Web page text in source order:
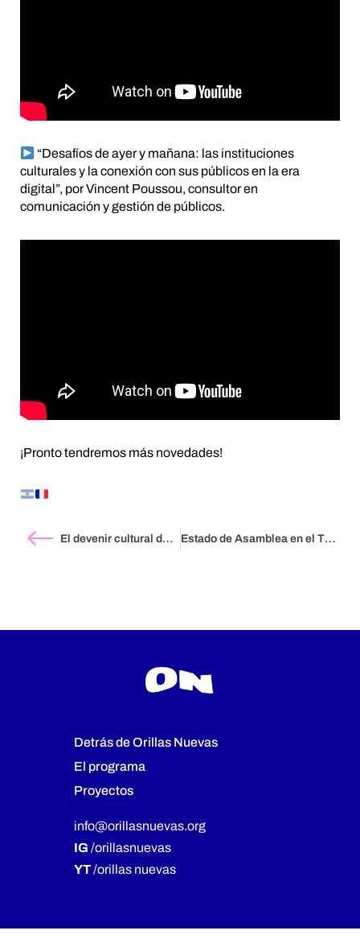
“Desafíos de ayer y mañana: las instituciones
culturales y la conexión con sus públicos en la era
digital”, por Vincent Poussou, consultor en
comunicación y gestión de públicos.
¡Pronto tendremos más novedades!
El devenir cultural de los territorios: 30 años de utopías, por Fred Sancère Estado de Asamblea en el Théâtre de la Bastille, París
Detrás de Orillas Nuevas
El programa
Proyectos
info@orillasnuevas.org
IG /orillasnuevas
YT/orillas nuevas